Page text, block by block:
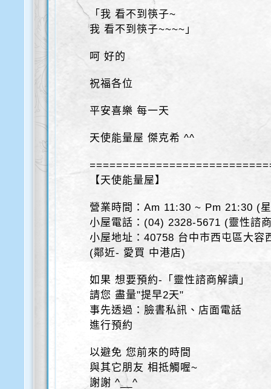
「我 看不到筷子~
我 看不到筷子~~~~」
呵 好的
祝福各位
平安喜樂 每一天
天使能量屋 傑克希 ^^
【天使能量屋】
營業時間：Am 11:30 ~ Pm 21:30 (
小屋電話：(04) 2328-5671 (靈性諮
小屋地址：40758 台中市西屯區大容
(鄰近- 愛買 中港店)
如果 想要預約-「靈性諮商解讀」
請您 盡量"提早2天"
事先透過：臉書私訊、店面電話
進行預約
以避免 您前來的時間
與其它朋友 相抵觸喔~
謝謝 ^__^